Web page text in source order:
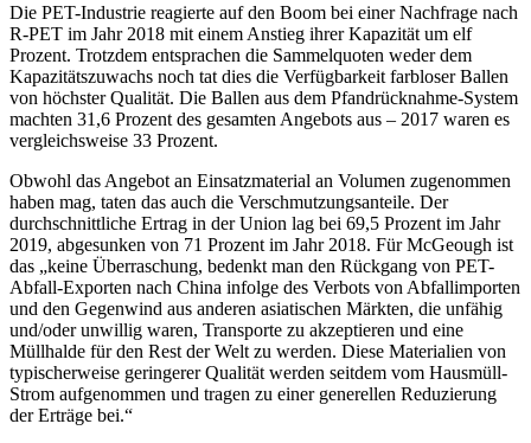
Die PET-Industrie reagierte auf den Boom bei einer Nachfrage nach
R-PET im Jahr 2018 mit einem Anstieg ihrer Kapazität um elf
Prozent. Trotzdem entsprachen die Sammelquoten weder dem
Kapazitätszuwachs noch tat dies die Verfügbarkeit farbloser Ballen
von höchster Qualität. Die Ballen aus dem Pfandrücknahme-System
machten 31,6 Prozent des gesamten Angebots aus – 2017 waren es
vergleichsweise 33 Prozent.
Obwohl das Angebot an Einsatzmaterial an Volumen zugenommen
haben mag, taten das auch die Verschmutzungsanteile. Der
durchschnittliche Ertrag in der Union lag bei 69,5 Prozent im Jahr
2019, abgesunken von 71 Prozent im Jahr 2018. Für McGeough ist
das „keine Überraschung, bedenkt man den Rückgang von PET-
Abfall-Exporten nach China infolge des Verbots von Abfallimporten
und den Gegenwind aus anderen asiatischen Märkten, die unfähig
und/oder unwillig waren, Transporte zu akzeptieren und eine
Müllhalde für den Rest der Welt zu werden. Diese Materialien von
typischerweise geringerer Qualität werden seitdem vom Hausmüll-
Strom aufgenommen und tragen zu einer generellen Reduzierung
der Erträge bei.“